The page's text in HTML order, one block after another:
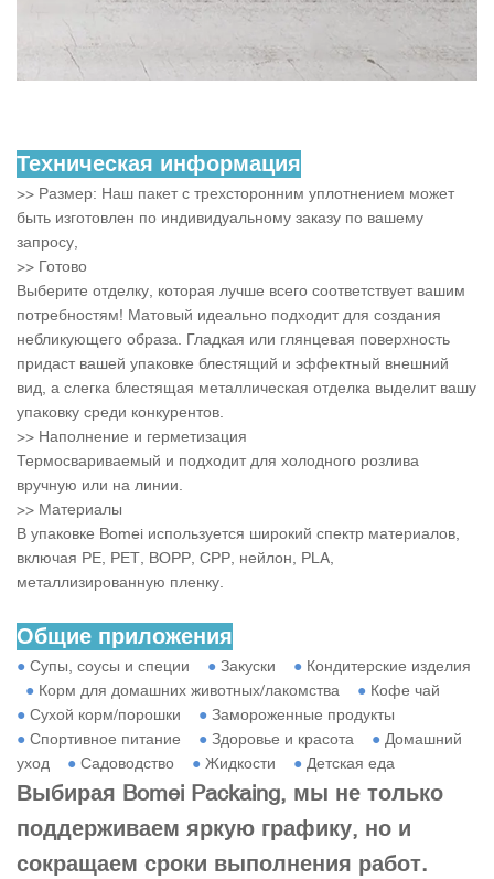
Техническая информация
>> Размер: Наш пакет с трехсторонним уплотнением может
быть изготовлен по индивидуальному заказу по вашему
запросу,
>> Готово
Выберите отделку, которая лучше всего соответствует вашим
потребностям! Матовый идеально подходит для создания
небликующего образа. Гладкая или глянцевая поверхность
придаст вашей упаковке блестящий и эффектный внешний
вид, а слегка блестящая металлическая отделка выделит вашу
упаковку среди конкурентов.
>> Наполнение и герметизация
Термосвариваемый и подходит для холодного розлива
вручную или на линии.
>> Материалы
В упаковке Bomei используется широкий спектр материалов,
включая PE, PET, BOPP, CPP, нейлон, PLA,
металлизированную пленку.
Общие приложения
● Супы, соусы и специи ● Закуски ● Кондитерские изделия
● Корм для домашних животных/лакомства ● Кофе чай
● Сухой корм/порошки ● Замороженные продукты
● Спортивное питание ● Здоровье и красота ● Домашний
уход ● Садоводство ● Жидкости ● Детская еда
Выбирая Bomei Packaing, мы не только
поддерживаем яркую графику, но и
сокращаем сроки выполнения работ.